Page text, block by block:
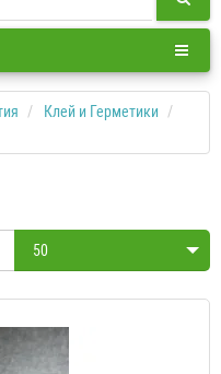
Клей и Герметики
50